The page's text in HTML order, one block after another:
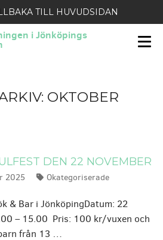
TILL HUVUDSIDAN
OKTOBER
DEN 22 NOVEMBER
2025 Kategorier:
Okategoriserade
& Bar i JönköpingDatum: 22
– 15.00 Pris: 100 kr/vuxen och
från 13 …